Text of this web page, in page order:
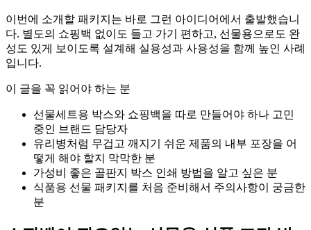
이번에 소개할 패키지는 바로 그런 아이디어에서 출발했습니
다. 별도의 쇼핑백 없이도 들고 가기 편하고, 선물용으로도 완
성도 있게 보이도록 설계해 실용성과 사용성을 함께 높인 사례
입니다.
이 글을 꼭 읽어야 하는 분
선물세트용 박스와 쇼핑백을 따로 만들어야 하나 고민
중인 브랜드 담당자
유리병처럼 무겁고 깨지기 쉬운 제품의 내부 포장을 어
떻게 해야 할지 막막한 분
가성비 좋은 골판지 박스 인쇄 방법을 알고 싶은 분
식품용 선물 패키지를 처음 준비해서 주의사항이 궁금한
분